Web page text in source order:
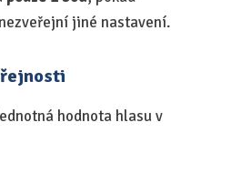
jiné nastavení.
hodnota hlasu v